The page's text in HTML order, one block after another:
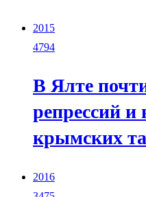
2015
4794
В Ялте
репрессий и
крымских
2016